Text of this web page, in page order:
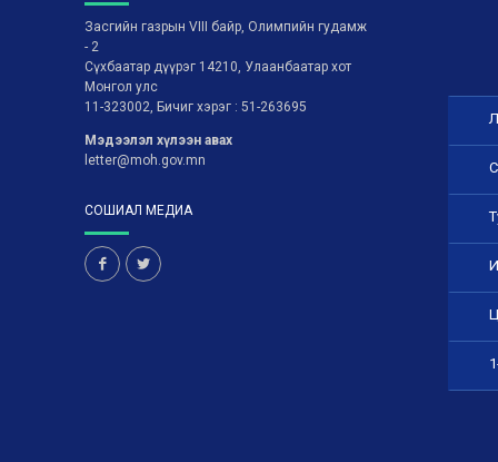
Засгийн газрын VIII байр, Олимпийн гудамж
- 2
Сүхбаатар дүүрэг 14210, Улаанбаатар хот
Монгол улс
11-323002, Бичиг хэрэг : 51-263695
Мэдээлэл хүлээн авах
letter@moh.gov.mn
СОШИАЛ МЕДИА